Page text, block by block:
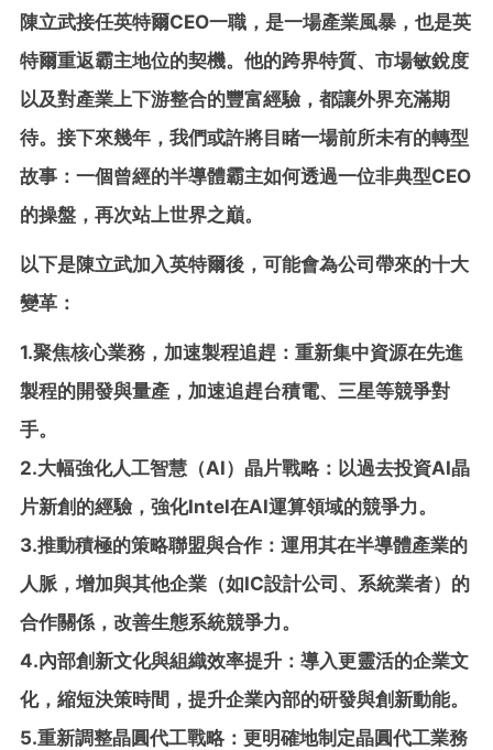
陳立武接任英特爾CEO一職，是一場產業風暴，也是英
特爾重返霸主地位的契機。他的跨界特質、市場敏銳度
以及對產業上下游整合的豐富經驗，都讓外界充滿期
待。接下來幾年，我們或許將目睹一場前所未有的轉型
故事：一個曾經的半導體霸主如何透過一位非典型CEO
的操盤，再次站上世界之巔。
以下是陳立武加入英特爾後，可能會為公司帶來的十大
變革：
1.聚焦核心業務，加速製程追趕：重新集中資源在先進
製程的開發與量產，加速追趕台積電、三星等競爭對
手。
2.大幅強化人工智慧（AI）晶片戰略：以過去投資AI晶
片新創的經驗，強化Intel在AI運算領域的競爭力。
3.推動積極的策略聯盟與合作：運用其在半導體產業的
人脈，增加與其他企業（如IC設計公司、系統業者）的
合作關係，改善生態系統競爭力。
4.內部創新文化與組織效率提升：導入更靈活的企業文
化，縮短決策時間，提升企業內部的研發與創新動能。
5.重新調整晶圓代工戰略：更明確地制定晶圓代工業務